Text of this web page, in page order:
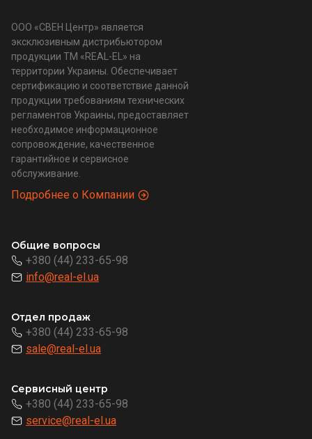
ООО «СВЕН Центр» является
эксклюзивным дистрибьютором
продукции ТМ «REAL-EL» на
территории Украины. Обеспечивает
сертификацию и соответствие данной
продукции требованиям технических
регламентов Украины, предоставляет
необходимое информационное
сопровождение, качественное
гарантийное и сервисное
обслуживание.
Подробнее о Компании
Общие вопросы
+380 (44) 233-65-98
info@real-el.ua
Отдел продаж
+380 (44) 233-65-98
sale@real-el.ua
Сервисный центр
+380 (44) 233-65-98
service@real-el.ua